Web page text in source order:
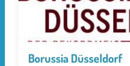
Borussia Düsseldorf